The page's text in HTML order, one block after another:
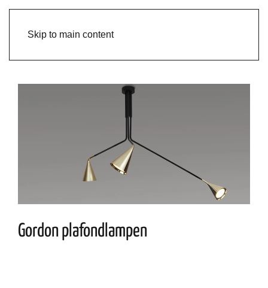
Skip to main content
Gordon plafondlampen